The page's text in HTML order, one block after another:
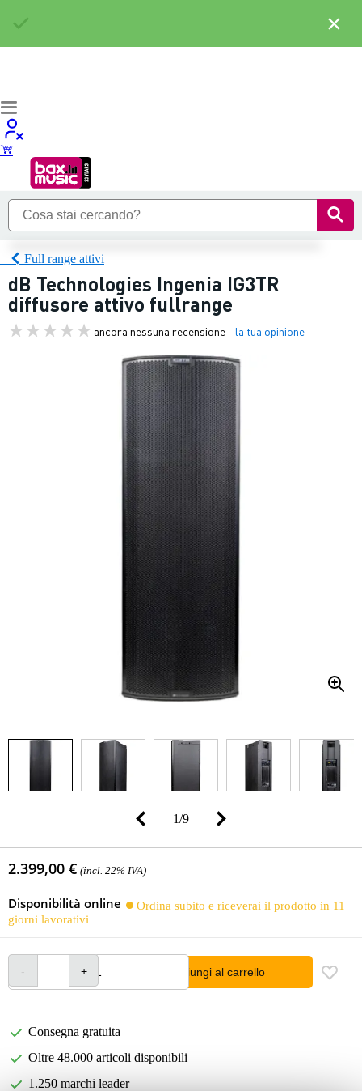
Full range attivi
dB Technologies Ingenia IG3TR
diffusore attivo fullrange
ancora nessuna recensione la tua opinione
1/9
2.399,00 € (incl. 22% IVA)
Disponibilità online
Ordina subito e riceverai il prodotto in 11
giorni lavorativi
Aggiungi al carrello
Consegna gratuita
Oltre 48.000 articoli disponibili
1.250 marchi leader
×